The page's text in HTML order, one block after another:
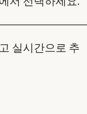
실시간으로 추